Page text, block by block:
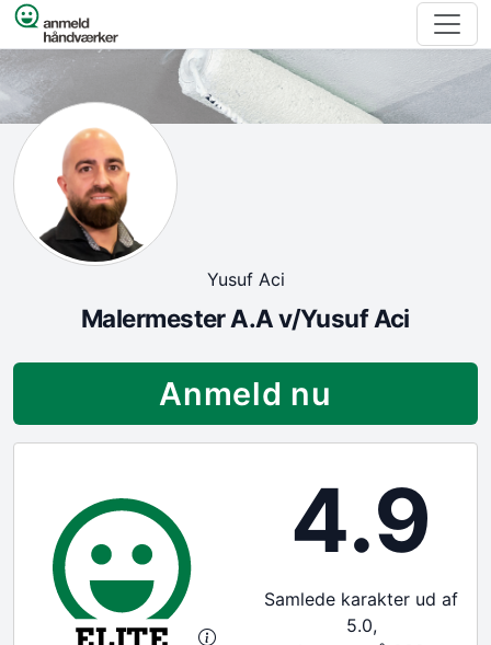
Spring til indhold
Yusuf Aci
Malermester A.A v/Yusuf Aci
Anmeld nu
4.9
Samlede karakter ud af
5.0,